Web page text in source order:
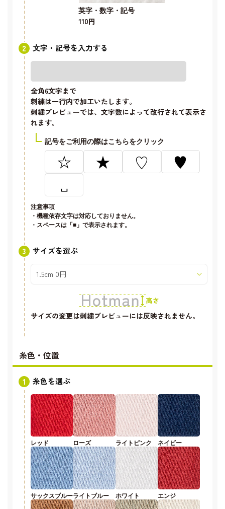
英字・数字・記号
110円
文字・記号を入力する
全角6文字まで
刺繍は一行内で加工いたします。
刺繍プレビューでは、文字数によって改行されて表示さ
れます。
記号をご利用の際はこちらをクリック
☆ ★ ♡
♥
␣
注意事項
・機種依存文字は対応しておりません。
・スペースは「■」で表示されます。
サイズを選ぶ
サイズの変更は刺繍プレビューには反映されません。
糸色・位置
糸色を選ぶ
レッド ローズ ライトピンク ネイビー
サックスブルーライトブルー ホワイト エンジ